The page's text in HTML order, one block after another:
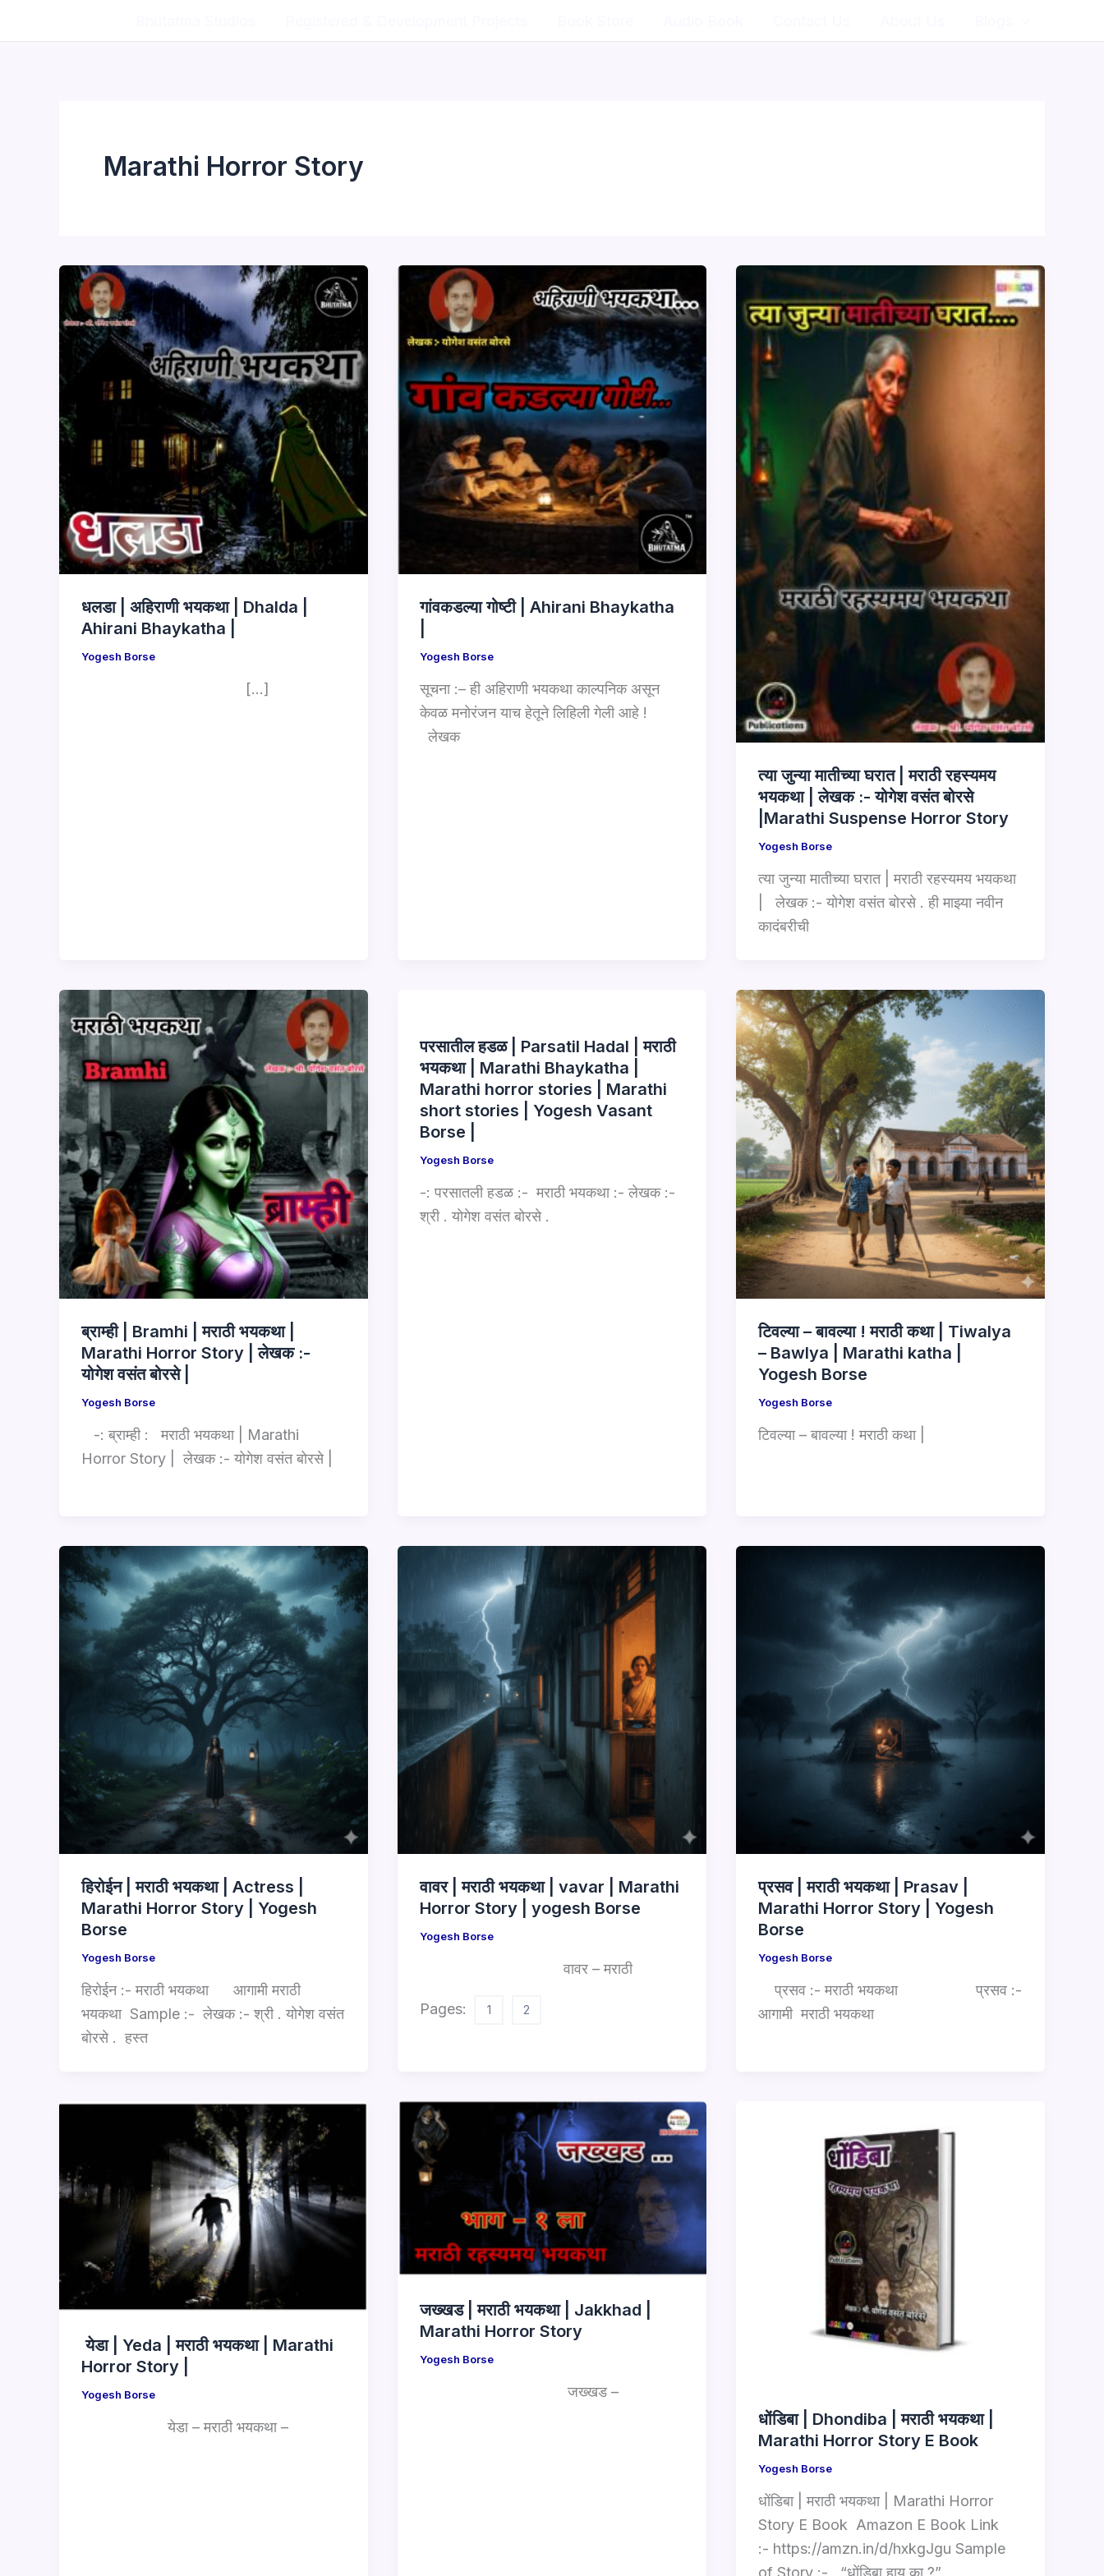
Marathi Horror Story
धलडा | अहिराणी भयकथा | Dhalda |
Ahirani Bhaykatha |
Yogesh Borse
[…]
गांवकडल्या गोष्टी | Ahirani Bhaykatha
Yogesh Borse
सूचना :– ही अहिराणी भयकथा काल्पनिक असून
केवळ मनोरंजन याच हेतूने लिहिली गेली आहे !
लेखक
त्या जुन्या मातीच्या घरात | मराठी रहस्यमय
भयकथा | लेखक :- योगेश वसंत बोरसे
|Marathi Suspense Horror Story
Yogesh Borse
त्या जुन्या मातीच्या घरात | मराठी रहस्यमय भयकथा
| लेखक :- योगेश वसंत बोरसे . ही माझ्या नवीन
कादंबरीची
ब्राम्ही | Bramhi | मराठी भयकथा |
Marathi Horror Story | लेखक :-
योगेश वसंत बोरसे |
Yogesh Borse
-: ब्राम्ही : मराठी भयकथा | Marathi
Horror Story | लेखक :- योगेश वसंत बोरसे |
परसातील हडळ | Parsatil Hadal | मराठी
भयकथा | Marathi Bhaykatha |
Marathi horror stories | Marathi
short stories | Yogesh Vasant
Borse |
Yogesh Borse
-: परसातली हडळ :- मराठी भयकथा :- लेखक :-
श्री . योगेश वसंत बोरसे .
टिवल्या – बावल्या ! मराठी कथा | Tiwalya
– Bawlya | Marathi katha |
Yogesh Borse
Yogesh Borse
टिवल्या – बावल्या ! मराठी कथा |
हिरोईन | मराठी भयकथा | Actress |
Marathi Horror Story | Yogesh
Borse
Yogesh Borse
हिरोईन :- मराठी भयकथा आगामी मराठी
भयकथा Sample :- लेखक :- श्री . योगेश वसंत
बोरसे . हस्त
वावर | मराठी भयकथा | vavar | Marathi
Horror Story | yogesh Borse
Yogesh Borse
वावर – मराठी
Pages: 1 2
प्रसव | मराठी भयकथा | Prasav |
Marathi Horror Story | Yogesh
Borse
Yogesh Borse
प्रसव :- मराठी भयकथा प्रसव :-
आगामी मराठी भयकथा
येडा | Yeda | मराठी भयकथा | Marathi
Horror Story |
Yogesh Borse
येडा – मराठी भयकथा –
जख्खड | मराठी भयकथा | Jakkhad |
Marathi Horror Story
Yogesh Borse
जख्खड –
धोंडिबा | Dhondiba | मराठी भयकथा |
Marathi Horror Story E Book
Yogesh Borse
धोंडिबा | मराठी भयकथा | Marathi Horror
Story E Book Amazon E Book Link
:- https://amzn.in/d/hxkgJgu Sample
of Story :- “धोंडिबा हाय का ?”